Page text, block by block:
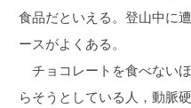
食品だといえる。登山中に
ースがよくある。
チョコレートを食べない
らそうとしている人，動脈